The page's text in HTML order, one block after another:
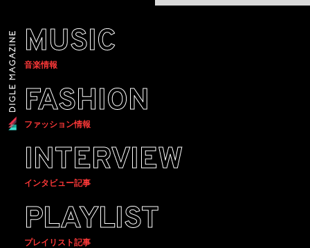
MUSIC
音楽情報
FASHION
ファッション情報
INTERVIEW
インタビュー記事
PLAYLIST
プレイリスト記事